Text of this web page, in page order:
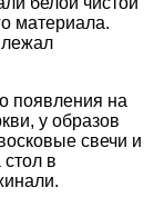
материала.
появления на
у образов
свечи и
в